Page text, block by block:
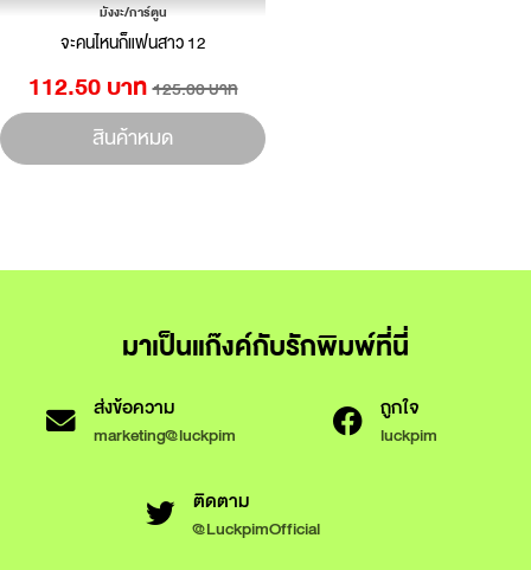
มังงะ/การ์ตูน
จะคนไหนก็แฟนสาว 12
112.50 บาท 125.00 บาท
สินค้าหมด
มาเป็นแก๊งค์กับรักพิมพ์ที่นี่
ส่งข้อความ
marketing@luckpim
ถูกใจ
luckpim
ติดตาม
@LuckpimOfficial